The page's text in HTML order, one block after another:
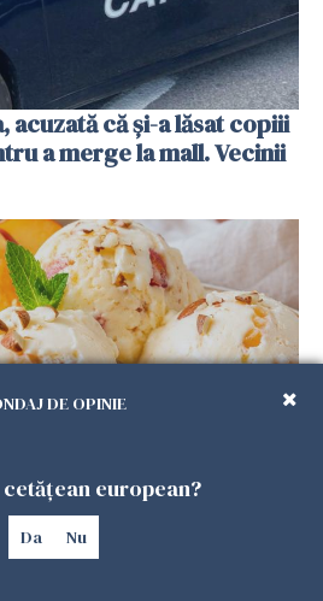
acuzată că și-a lăsat copiii
a merge la mall. Vecinii
nectarine care
fără aparat, gata din
DE OPINIE
european?
Da Nu